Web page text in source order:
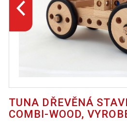
TUNA DŘEVĚNÁ
COMBI-WOOD,